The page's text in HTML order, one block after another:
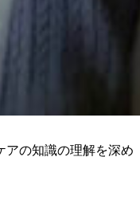
アの知識の理解を深め